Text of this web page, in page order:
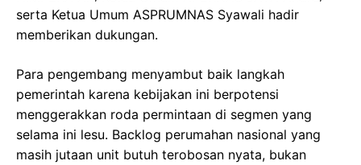
serta Ketua Umum ASPRUMNAS Syawali hadir
memberikan dukungan.
Para pengembang menyambut baik langkah
pemerintah karena kebijakan ini berpotensi
menggerakkan roda permintaan di segmen yang
selama ini lesu. Backlog perumahan nasional yang
masih jutaan unit butuh terobosan nyata, bukan